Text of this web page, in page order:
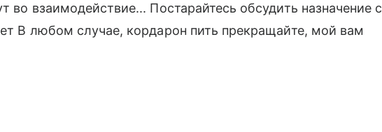
во взаимодействие... Постарайтесь обсудить назначение с
В любом случае, кордарон пить прекращайте, мой вам